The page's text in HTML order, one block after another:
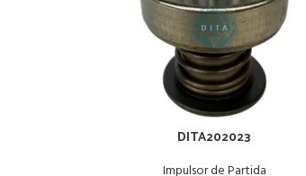
DITA202023
Impulsor de Partida